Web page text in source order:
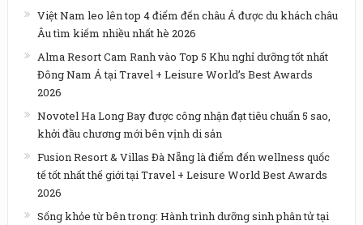
Việt Nam leo lên top 4 điểm đến châu Á được du khách châu
Âu tìm kiếm nhiều nhất hè 2026
Alma Resort Cam Ranh vào Top 5 Khu nghỉ dưỡng tốt nhất
Đông Nam Á tại Travel + Leisure World’s Best Awards
2026
Novotel Ha Long Bay được công nhận đạt tiêu chuẩn 5 sao,
khởi đầu chương mới bên vịnh di sản
Fusion Resort & Villas Đà Nẵng là điểm đến wellness quốc
tế tốt nhất thế giới tại Travel + Leisure World Best Awards
2026
Sống khỏe từ bên trong: Hành trình dưỡng sinh phân tử tại